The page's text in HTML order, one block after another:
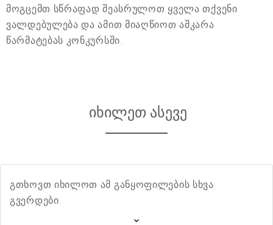
მოგცემთ სწრაფად შეასრულოთ ყველა თქვენი
ვალდებულება და ამით მიაღწიოთ აშკარა
წარმატებას კონკურსში.
იხილეთ ასევე
გთხოვთ იხილოთ ამ განყოფილების სხვა
გვერდები.